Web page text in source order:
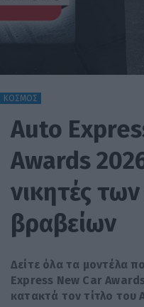
ΚΟΣΜΟΣ
Auto
Awards
νικητές
βραβείων
Δείτε όλα τα μοντέλα
Express New Car
κατακτά τον τίτλο του